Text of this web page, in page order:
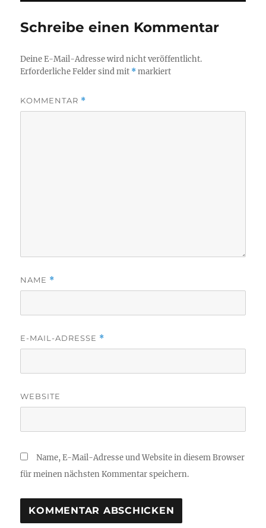
Schreibe einen Kommentar
Deine E-Mail-Adresse wird nicht veröffentlicht.
Erforderliche Felder sind mit *markiert
KOMMENTAR *
NAME *
E-MAIL-ADRESSE *
WEBSITE
Name, E-Mail-Adresse und Website in diesem Browser
für meinen nächsten Kommentar speichern.